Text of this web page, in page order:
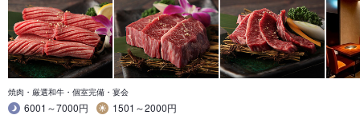
焼肉・厳選和牛・個室完備・宴会
6001～7000円
1501～2000円